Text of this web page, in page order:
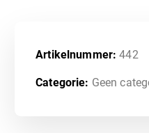
Artikelnummer:442
Categorie: Geen